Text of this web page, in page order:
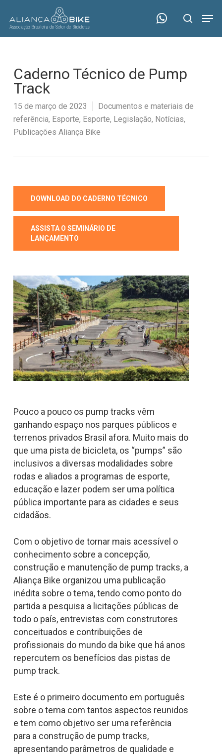
main
search
Caderno Técnico de Pump
Track
15 de março de 2023
Documentos e materiais de
referência, Esporte, Esporte, Legislação, Notícias,
Publicações Aliança Bike
DOWNLOAD DO CADERNO TÉCNICO
ASSISTA O SEMINÁRIO DE
LANÇAMENTO
Pouco a pouco os pump tracks vêm
ganhando espaço nos parques públicos e
terrenos privados Brasil afora. Muito mais do
que uma pista de bicicleta, os “pumps” são
inclusivos a diversas modalidades sobre
rodas e aliados a programas de esporte,
educação e lazer podem ser uma política
pública importante para as cidades e seus
cidadãos.
Com o objetivo de tornar mais acessível o
conhecimento sobre a concepção,
construção e manutenção de pump tracks, a
Aliança Bike organizou uma publicação
inédita sobre o tema, tendo como ponto do
partida a pesquisa a licitações públicas de
todo o país, entrevistas com construtores
conceituados e contribuições de
profissionais do mundo da bike que há anos
repercutem os benefícios das pistas de
pump track.
Este é o primeiro documento em português
sobre o tema com tantos aspectos reunidos
e tem como objetivo ser uma referência
para a construção de pump tracks,
apresentando parâmetros de qualidade e